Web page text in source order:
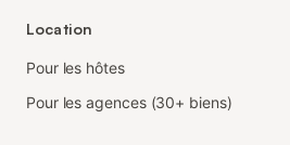
Location
Pour les hôtes
Pour les agences (30+ biens)